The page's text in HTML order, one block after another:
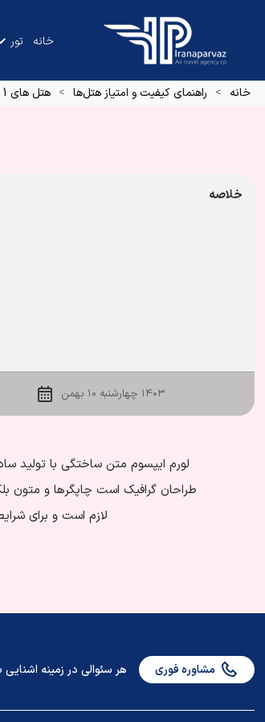
خانه تور
خانه راهنمای کیفیت و امتیاز هتل‌ها هتل های 1 ستاره
خلاصه
۱۴۰۳ چهارشنبه ۱۰ بهمن
لورم ایپسوم متن ساختگی با تولید
طراحان گرافیک است چاپگرها و متون
لازم است و برای
مشاوره فوری هر سئوالی در زمینه اشنایی